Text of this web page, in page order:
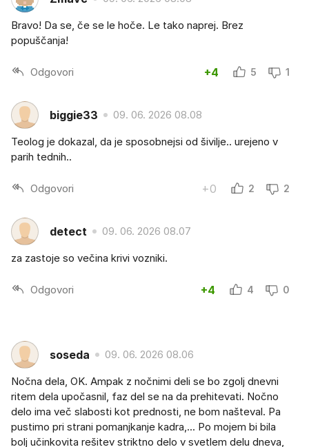
Bravo! Da se, če se le hoče. Le tako naprej. Brez
popuščanja!
Odgovori +4 5 1
biggie33 09. 06. 2026 08.08
Teolog je dokazal, da je sposobnejsi od šivilje.. urejeno v
parih tednih..
Odgovori +0 2 2
detect 09. 06. 2026 08.07
za zastoje so večina krivi vozniki.
Odgovori +4 4 0
soseda 09. 06. 2026 08.06
Nočna dela, OK. Ampak z nočnimi deli se bo zgolj dnevni
ritem dela upočasnil, faz del se na da prehitevati. Nočno
delo ima več slabosti kot prednosti, ne bom našteval. Pa
pustimo pri strani pomanjkanje kadra,... Po mojem bi bila
bolj učinkovita rešitev striktno delo v svetlem delu dneva,